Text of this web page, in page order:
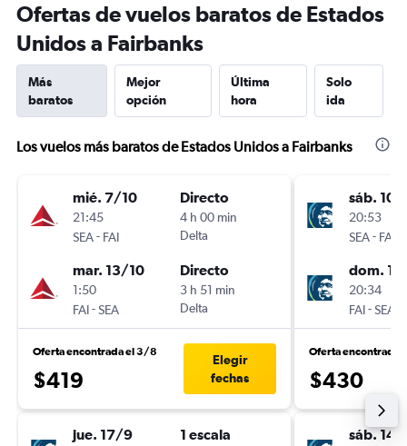
Ofertas de vuelos baratos de Estados
Unidos a Fairbanks
Más
baratos
Mejor
opción
Última
hora
Solo
ida
Los vuelos más baratos de Estados Unidos a Fairbanks
mié. 7/10
21:45
SEA- FAI
Directo
4 h 00 min
Delta
mar. 13/10
1:50
FAI-SEA
Directo
3 h 51 min
Delta
Oferta encontrada el 3/8
$419
Elegir
fechas
jue. 17/9 1 escala
sáb. 10/
20:53
SEA- FAI
dom.
20:34
FAI-SEA
Oferta encontrada
$430
sáb. 14/